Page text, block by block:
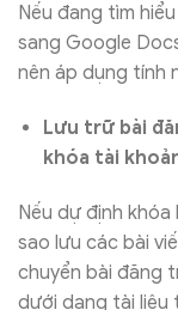
Nếu đang tìm
sang Google
nên áp dụng tính
Lưu trữ bài
khóa tài
Nếu dự định
sao lưu các bài
chuyển bài đăng
dưới dạng tài liệu